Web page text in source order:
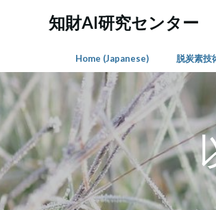
ツ
へ
ス
キ
ッ
プ
知財AI研究センター
Home (Japanese) 脱炭素技